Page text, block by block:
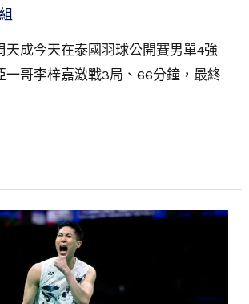
天成今天在泰國羽球公開賽男單4強
一哥李梓嘉激戰3局、66分鐘，最終